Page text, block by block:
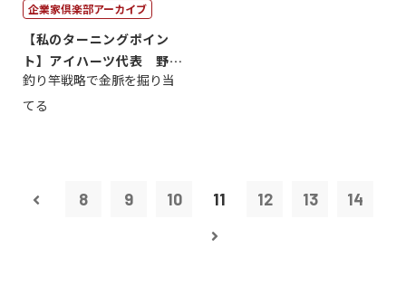
企業家倶楽部アーカイブ
【私のターニングポイン
ト】アイハーツ代表 野田
憲史
釣り竿戦略で金脈を掘り当
てる
8 9 10 11 12 13 14